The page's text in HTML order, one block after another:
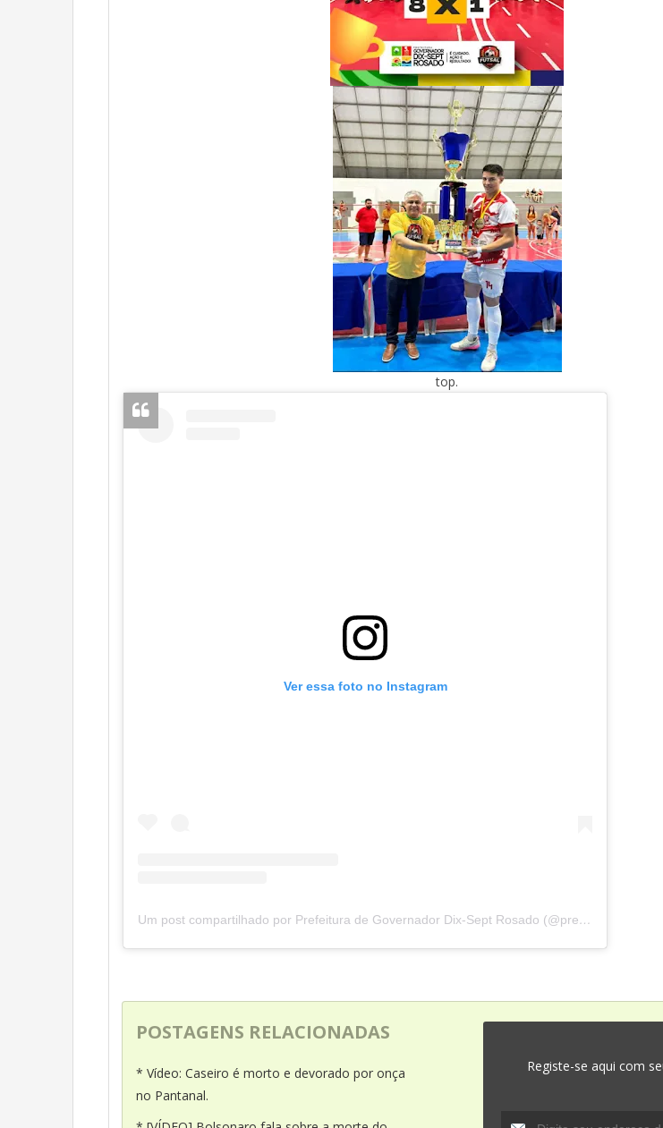
top.
Ver essa foto no Instagram
Um post compartilhado por Prefeitura de Governador Dix-Sept Rosado (@prefeituragovdixsept)
POSTAGENS RELACIONADAS
* Vídeo: Caseiro é morto e devorado por onça
no Pantanal.
Registe-se aqui com